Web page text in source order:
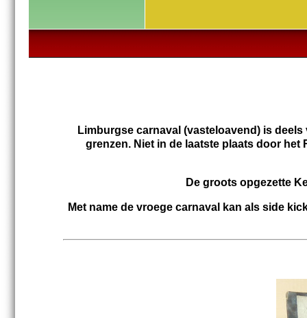
Limburgse carnaval (vasteloavend) is
grenzen. Niet in de laatste plaats door
De groots opgezette
Met name de vroege carnaval kan als side